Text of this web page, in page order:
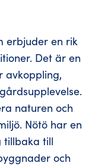
erbjuder en rik
Det är en
avkoppling,
naturen och
Nötö har en
tillbaka till
och